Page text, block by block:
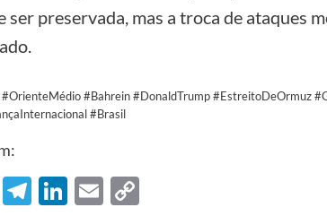
ser preservada, mas a troca de ataques
#Bahrein #DonaldTrump #EstreitoDeOrmuz
#Brasil
Facebook
Telegram
LinkedIn
Email